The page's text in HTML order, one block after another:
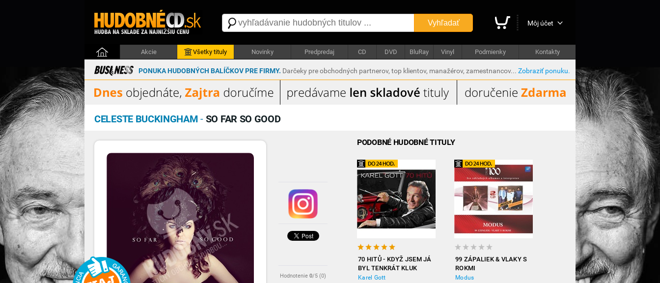
Vyhľadať Môj účet
Akcie Všetky tituly Novinky Predpredaj CD DVD BluRay Vinyl Podmienky Kontakty
PONUKA HUDOBNÝCH BALÍČKOV PRE FIRMY. Darčeky pre obchodných partnerov, top klientov, manažérov, zamestnancov... Zobraziť ponuku.
CELESTE BUCKINGHAM - SO FAR SO GOOD
Hodnotenie 0/5 (0)
PODOBNÉ HUDOBNÉ TITULY
70 HITŮ - KDYŽ JSEM JÁ
BYL TENKRÁT KLUK
(3CD)
Karel Gott
99 ZÁPALIEK & VLAKY S
ROKMI
Modus